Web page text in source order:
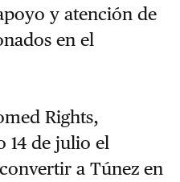
y atención de
en el
Rights,
14 de julio el
a Túnez en